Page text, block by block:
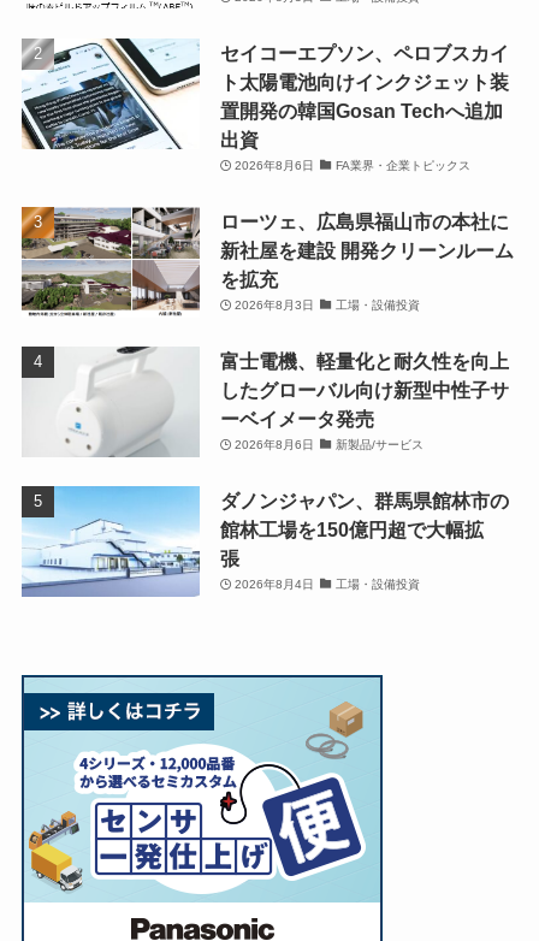
セイコーエプソン、ペロブスカイ
ト太陽電池向けインクジェット装
置開発の韓国Gosan Techへ追加
出資
2026年8月6日 FA業界・企業トピックス
ローツェ、広島県福山市の本社に
新社屋を建設 開発クリーンルーム
を拡充
2026年8月3日 工場・設備投資
富士電機、軽量化と耐久性を向上
したグローバル向け新型中性子サ
ーベイメータ発売
2026年8月6日 新製品/サービス
ダノンジャパン、群馬県館林市の
館林工場を150億円超で大幅拡
張
2026年8月4日 工場・設備投資